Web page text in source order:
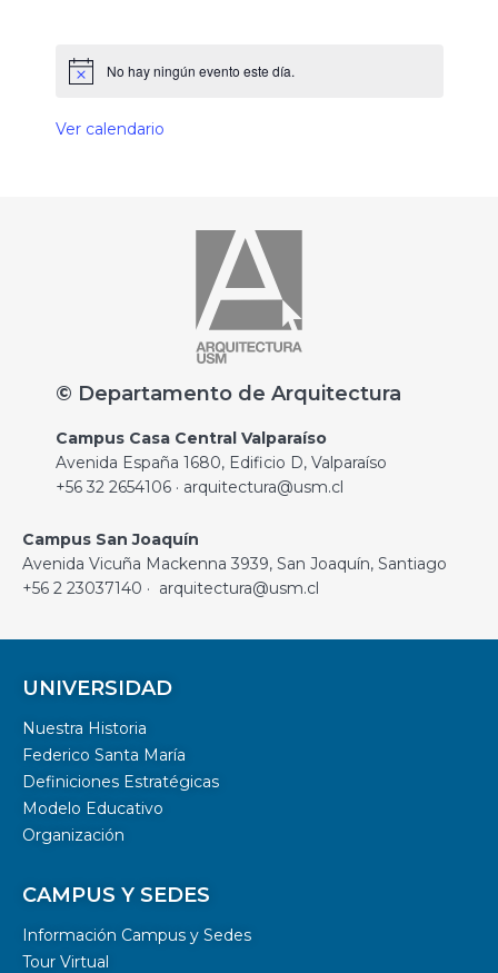
No hay ningún evento este día.
Ver calendario
© Departamento de Arquitectura
Campus Casa Central Valparaíso
Avenida España 1680, Edificio D, Valparaíso
+56 32 2654106 · arquitectura@usm.cl
Campus San Joaquín
Avenida Vicuña Mackenna 3939, San Joaquín, Santiago
+56 2 23037140 · arquitectura@usm.cl
UNIVERSIDAD
Nuestra Historia
Federico Santa María
Definiciones Estratégicas
Modelo Educativo
Organización
CAMPUS Y SEDES
Información Campus y Sedes
Tour Virtual